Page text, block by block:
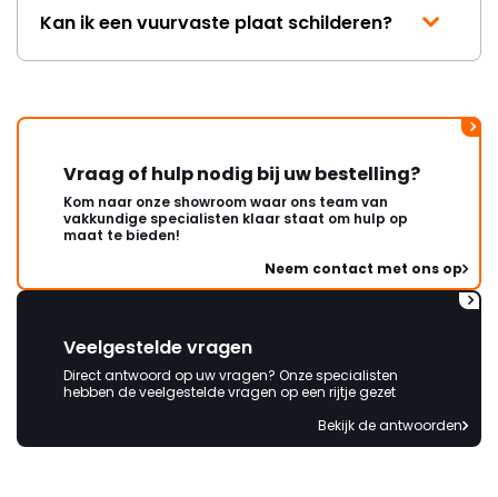
Kan ik een vuurvaste plaat schilderen?
Vraag of hulp nodig bij uw bestelling?
Kom naar onze showroom waar ons team van
vakkundige specialisten klaar staat om hulp op
maat te bieden!
Neem contact met ons op
Veelgestelde vragen
Direct antwoord op uw vragen? Onze specialisten
hebben de veelgestelde vragen op een rijtje gezet
Bekijk de antwoorden